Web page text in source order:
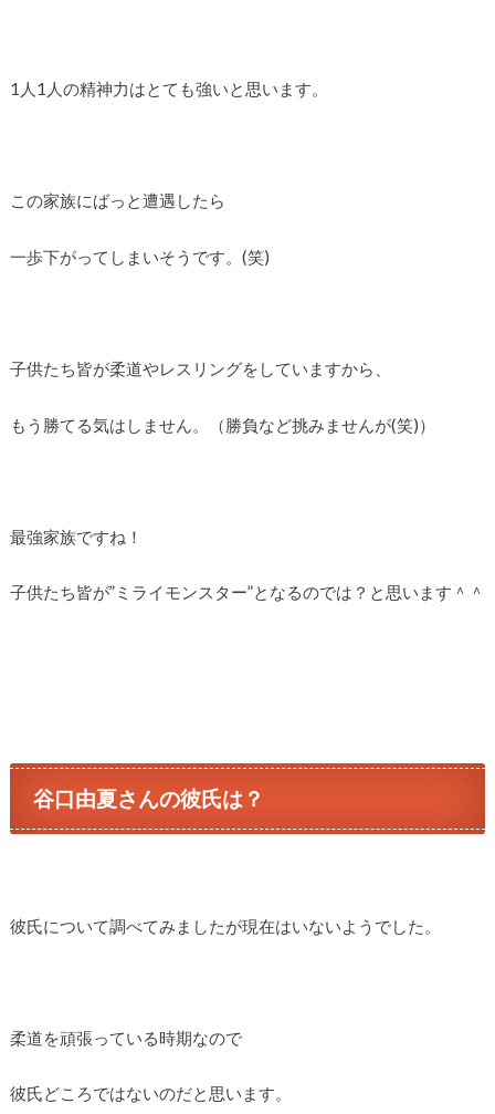
1人1人の精神力はとても強いと思います。
この家族にばっと遭遇したら
一歩下がってしまいそうです。(笑)
子供たち皆が柔道やレスリングをしていますから、
もう勝てる気はしません。（勝負など挑みませんが(笑)）
最強家族ですね！
子供たち皆が”ミライモンスター”となるのでは？と思います＾＾
谷口由夏さんの彼氏は？
彼氏について調べてみましたが現在はいないようでした。
柔道を頑張っている時期なので
彼氏どころではないのだと思います。